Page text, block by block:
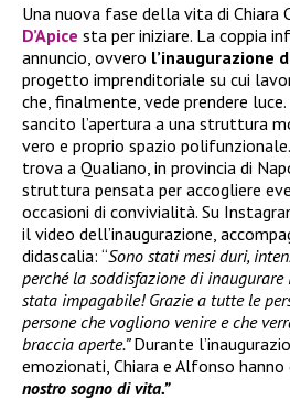
Una nuova fase della vita di Chiara
D’Apice sta per iniziare. La coppia
annuncio, ovvero l’inaugurazione
progetto imprenditoriale su cui
che, finalmente, vede prendere
sancito l’apertura a una struttura
vero e proprio spazio
trova a Qualiano, in provincia di
struttura pensata per accogliere
occasioni di convivialità. Su
il video dell’inaugurazione,
didascalia: “Sono stati mesi duri,
perché la soddisfazione di inaugurare
stata impagabile! Grazie a tutte le
persone che vogliono venire e che
braccia aperte.”Durante
emozionati, Chiara e Alfonso hanno
nostro sogno di vita.”